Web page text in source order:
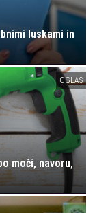
luskami in
OGLAS
moči, navoru,